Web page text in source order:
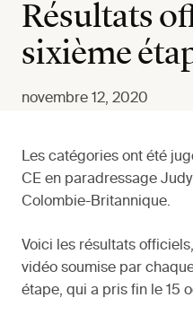
Résultats
sixième
novembre 12, 2020
Les catégories ont été
CE en paradressage
Colombie-Britannique.
Voici les résultats
vidéo soumise par
étape, qui a pris fin le 15